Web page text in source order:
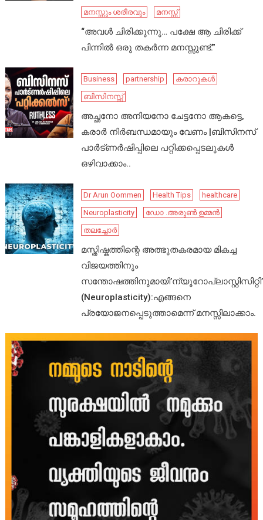
മനസ്സും ശരീരവും
മനസ്സ്
“അവൾ ചിരിക്കുന്നു… പക്ഷേ ആ ചിരിക്ക്
പിന്നിൽ ഒരു തകർന്ന മനസ്സുണ്ട്.”
Business partnership
കരാറുകൾ
ബിസിനസ്സ്
അച്ഛനോ അനിയനോ ചേട്ടനോ ആകട്ടെ,
കരാർ നിർബന്ധമായും വേണം |ബിസിനസ്
പാർട്ണർഷിപ്പിലെ പറ്റിക്കപ്പെടലുകൾ
ഒഴിവാക്കാം..
Dr Arun Oommen Health Tips
healthcare
Neuroplasticity
ഡോ .അരുൺ ഉമ്മൻ
തലച്ചോർ
മസ്തിഷ്കത്തിന്റെ അത്ഭുതകരമായ മികച്ച
വിജയത്തിനും
സന്തോഷത്തിനുമായി’ന്യൂറോപ്ലാസ്റ്റിസിറ്റി’
(Neuroplasticity):എങ്ങനെ
പ്രയോജനപ്പെടുത്താമെന്ന് മനസ്സിലാക്കാം.